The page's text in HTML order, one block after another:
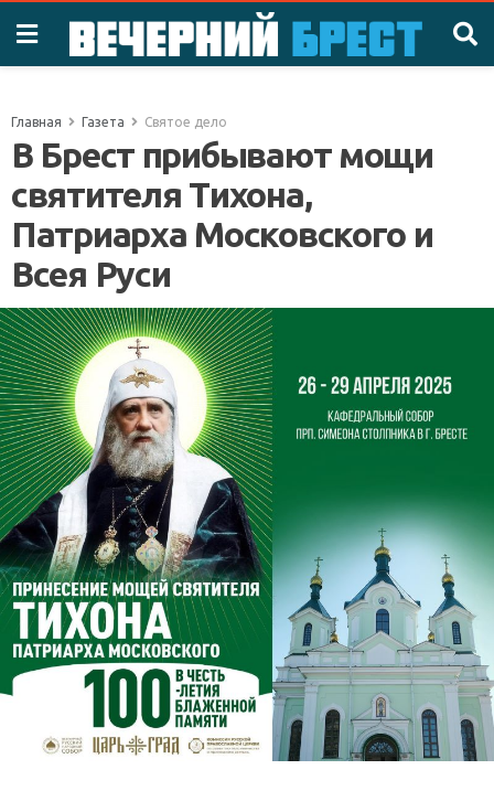
Главная Газета Святое дело
В Брест прибывают мощи
святителя Тихона,
Патриарха Московского и
Всея Руси